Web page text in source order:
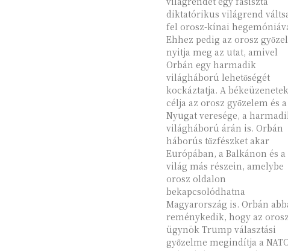
diktatórikus világrend
fel orosz-kínai
Ehhez pedig az orosz
nyitja meg az utat, amivel
Orbán egy harmadik
világháború lehetőségét
kockáztatja. A békeüzenetek
célja az orosz győzelem és a
Nyugat veresége, a
világháború árán is. Orbán
háborús tűzfészket akar
Európában, a Balkánon és a
világ más részein, amelybe
orosz oldalon
bekapcsolódhatna
Magyarország is. Orbán abban
reménykedik, hogy az orosz
ügynök Trump választási
győzelme megindítja a